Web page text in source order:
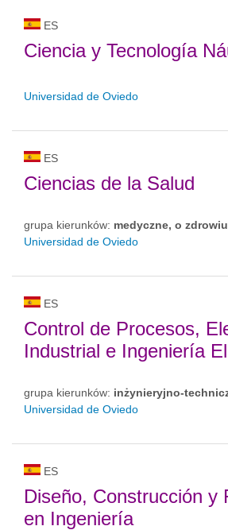
ES
Ciencia y Tecnología
Universidad de Oviedo
ES
Ciencias de la Salud
grupa kierunków: medyczne, o zdrowiu
Universidad de Oviedo
ES
Control de Procesos,
Industrial e Ingeniería
grupa kierunków: inżynieryjno-
Universidad de Oviedo
ES
Diseño, Construcción y
en Ingeniería